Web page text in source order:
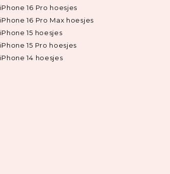
iPhone 16 Pro hoesjes
iPhone 16 Pro Max hoesjes
iPhone 15 hoesjes
iPhone 15 Pro hoesjes
iPhone 14 hoesjes